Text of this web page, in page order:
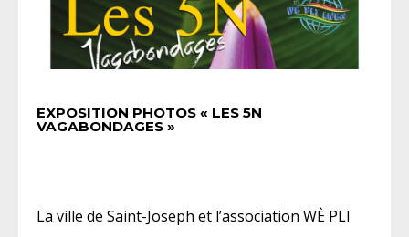
EXPOSITION PHOTOS « LES 5N
VAGABONDAGES »
La ville de Saint-Joseph et l’association WÈ PLI